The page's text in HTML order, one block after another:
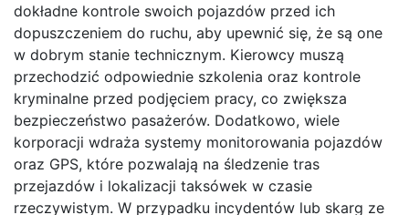
dokładne kontrole swoich pojazdów przed ich
dopuszczeniem do ruchu, aby upewnić się, że są one
w dobrym stanie technicznym. Kierowcy muszą
przechodzić odpowiednie szkolenia oraz kontrole
kryminalne przed podjęciem pracy, co zwiększa
bezpieczeństwo pasażerów. Dodatkowo, wiele
korporacji wdraża systemy monitorowania pojazdów
oraz GPS, które pozwalają na śledzenie tras
przejazdów i lokalizacji taksówek w czasie
rzeczywistym. W przypadku incydentów lub skarg ze